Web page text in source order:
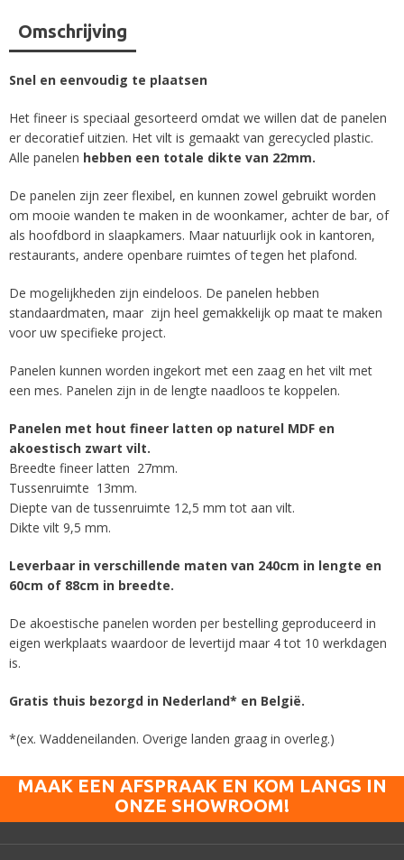
Omschrijving
Snel en eenvoudig te plaatsen
Het fineer is speciaal gesorteerd omdat we willen dat de panelen
er decoratief uitzien. Het vilt is gemaakt van gerecycled plastic.
Alle panelen hebben een totale dikte van 22mm.
De panelen zijn zeer flexibel, en kunnen zowel gebruikt worden
om mooie wanden te maken in de woonkamer, achter de bar, of
als hoofdbord in slaapkamers. Maar natuurlijk ook in kantoren,
restaurants, andere openbare ruimtes of tegen het plafond.
De mogelijkheden zijn eindeloos. De panelen hebben
standaardmaten, maar zijn heel gemakkelijk op maat te maken
voor uw specifieke project.
Panelen kunnen worden ingekort met een zaag en het vilt met
een mes. Panelen zijn in de lengte naadloos te koppelen.
Panelen met hout fineer latten op naturel MDF en
akoestisch zwart vilt.
Breedte fineer latten 27mm.
Tussenruimte 13mm.
Diepte van de tussenruimte 12,5 mm tot aan vilt.
Dikte vilt 9,5 mm.
Leverbaar in verschillende maten van 240cm in lengte en
60cm of 88cm in breedte.
De akoestische panelen worden per bestelling geproduceerd in
eigen werkplaats waardoor de levertijd maar 4 tot 10 werkdagen
is.
Gratis thuis bezorgd in Nederland* en België.
*(ex. Waddeneilanden. Overige landen graag in overleg.)
MAAK EEN AFSPRAAK EN KOM LANGS IN
ONZE SHOWROOM!